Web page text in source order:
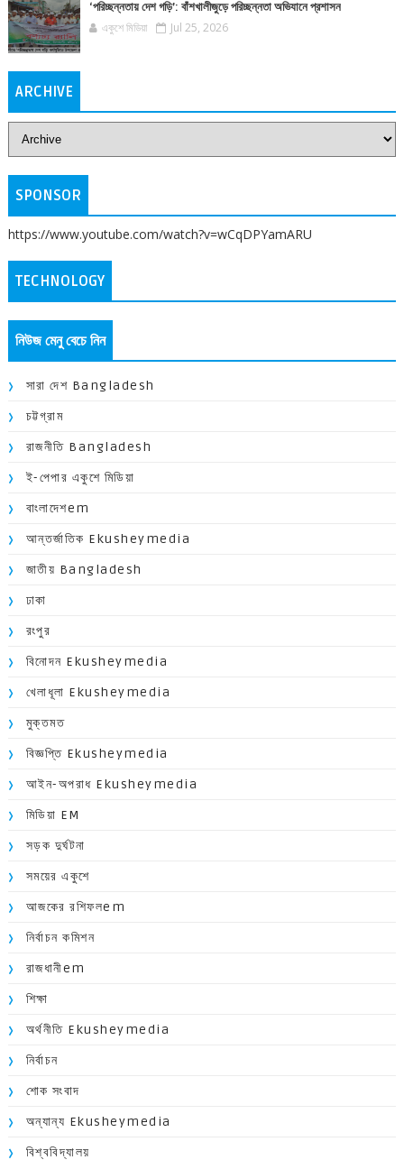
‘পরিচ্ছন্নতায় দেশ গড়ি’: বাঁশখালীজুড়ে পরিচ্ছন্নতা অভিযানে প্রশাসন
একুশে মিডিয়া Jul 25, 2026
ARCHIVE
SPONSOR
https://www.youtube.com/watch?v=wCqDPYamARU
TECHNOLOGY
নিউজ মেনু বেচে নিন
সারা দেশ Bangladesh
চট্টগ্রাম
রাজনীতি Bangladesh
ই-পেপার একুশে মিডিয়া
বাংলাদেশem
আন্তর্জাতিক Ekusheymedia
জাতীয় Bangladesh
ঢাকা
রংপুর
বিনোদন Ekusheymedia
খেলাধূলা Ekusheymedia
মুক্তমত
বিজ্ঞপ্তি Ekusheymedia
আইন-অপরাধ Ekusheymedia
মিডিয়া EM
সড়ক দুর্ঘটনা
সময়ের একুশে
আজকের রশিফলem
নির্বাচন কমিশন
রাজধানীem
শিক্ষা
অর্থনীতি Ekusheymedia
নির্বাচন
শোক সংবাদ
অন্যান্য Ekusheymedia
বিশ্ববিদ্যালয়